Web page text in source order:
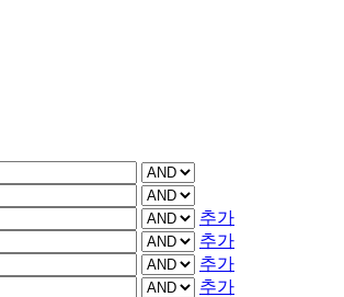
추가
추가
추가
추가